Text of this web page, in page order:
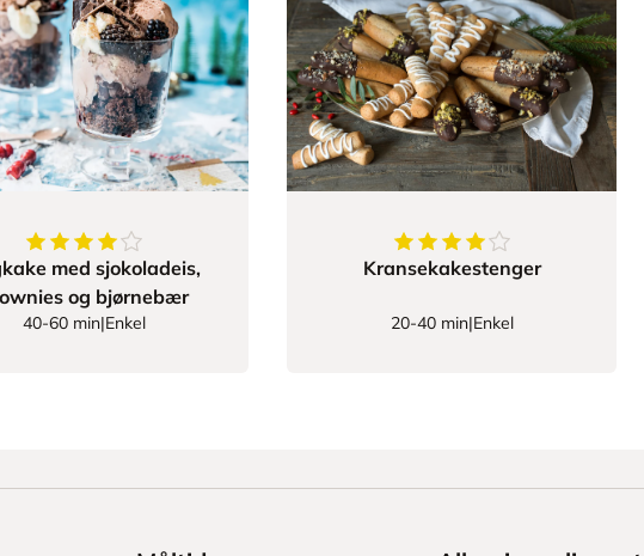
4av5stjerner
med sjokoladeis,
og bjørnebær
40-60 min|Enkel
4.555555555555555
Kransekakestenger
20-40 min|Enkel